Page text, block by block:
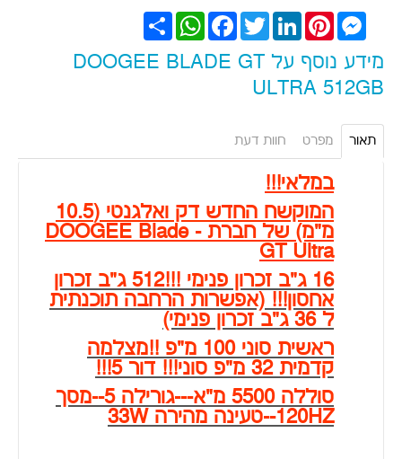
שתף
WhatsAppFacebook TwitterLinkedInPinterest
Messenger
מידע נוסף על DOOGEE BLADE GT
ULTRA 512GB
תאור מפרט חוות דעת
במלאי!!!
המוקשח החדש דק ואלגנטי (10.5
מ"מ) של חברת - DOOGEE Blade
GT Ultra
16 ג"ב זכרון פנימי !!!512 ג"ב זכרון
אחסון!!! (אפשרות הרחבה תוכנתית
ל 36 ג"ב זכרון פנימי)
ראשית סוני 100 מ"פ !!מצלמה
קדמית 32 מ"פ סוני!!! דור 5!!!
סוללה 5500 מ"א---גורילה 5--מסך
120HZ--טעינה מהירה 33W